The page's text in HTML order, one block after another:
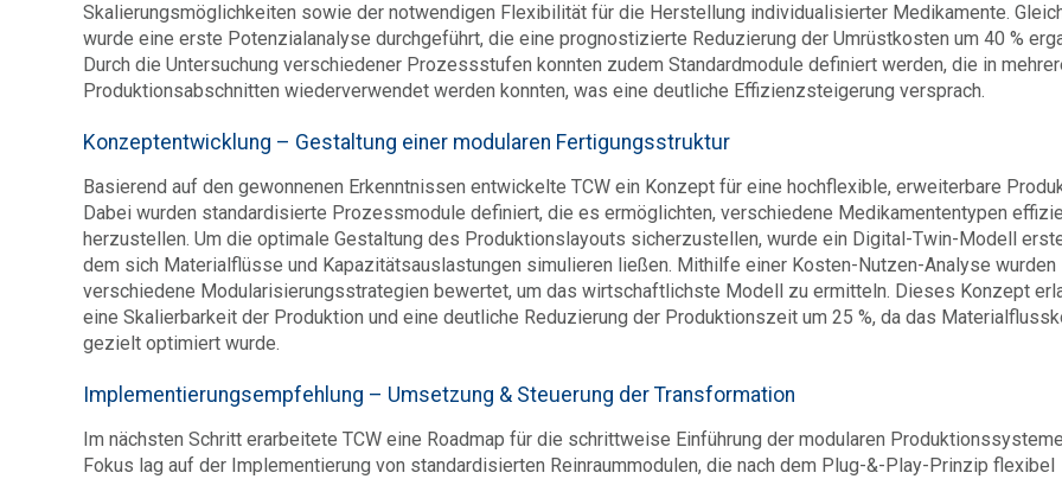
Skalierungsmöglichkeiten sowie der notwendigen Flexibilität für die Herstellung individualisierter Medikamente.
wurde eine erste Potenzialanalyse durchgeführt, die eine prognostizierte Reduzierung der Umrüstkosten um 40 %
Durch die Untersuchung verschiedener Prozessstufen konnten zudem Standardmodule definiert werden, die in
Produktionsabschnitten wiederverwendet werden konnten, was eine deutliche Effizienzsteigerung versprach.
Konzeptentwicklung – Gestaltung einer modularen Fertigungsstruktur
Basierend auf den gewonnenen Erkenntnissen entwickelte TCW ein Konzept für eine hochflexible, erweiterbare
Dabei wurden standardisierte Prozessmodule definiert, die es ermöglichten, verschiedene Medikamententypen
herzustellen. Um die optimale Gestaltung des Produktionslayouts sicherzustellen, wurde ein Digital-Twin-Modell
dem sich Materialflüsse und Kapazitätsauslastungen simulieren ließen. Mithilfe einer Kosten-Nutzen-Analyse wurden
verschiedene Modularisierungsstrategien bewertet, um das wirtschaftlichste Modell zu ermitteln. Dieses Konzept
eine Skalierbarkeit der Produktion und eine deutliche Reduzierung der Produktionszeit um 25 %, da das
gezielt optimiert wurde.
Implementierungsempfehlung – Umsetzung & Steuerung der Transformation
Im nächsten Schritt erarbeitete TCW eine Roadmap für die schrittweise Einführung der modularen
Fokus lag auf der Implementierung von standardisierten Reinraummodulen, die nach dem Plug-&-Play-Prinzip flexibel